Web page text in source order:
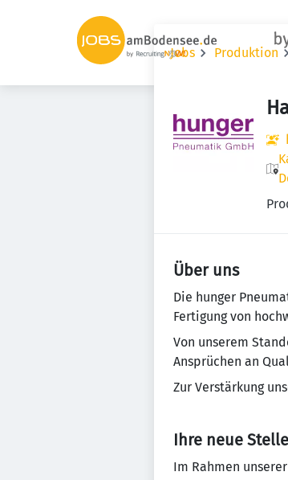
Jobs Produktion
Über uns
Die hunger
Fertigung von
Von unserem
Ansprüchen an
Zur Verstärkung
Ihre neue
Im Rahmen